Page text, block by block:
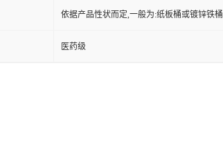
依据产品性状而定,一般为:纸板桶或镀锌铁桶
医药级